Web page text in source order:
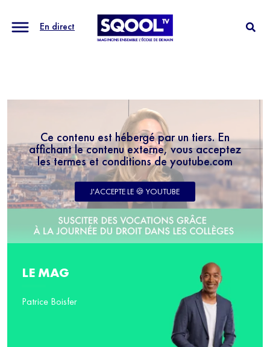
En direct
Ce contenu est hébergé par un tiers. En
affichant le contenu externe, vous acceptez
les termes et conditions de youtube.com
J'ACCEPTE LE 🍪 YOUTUBE
LE MAG
Patrice Boisfer